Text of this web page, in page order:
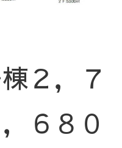
２，７
６８０